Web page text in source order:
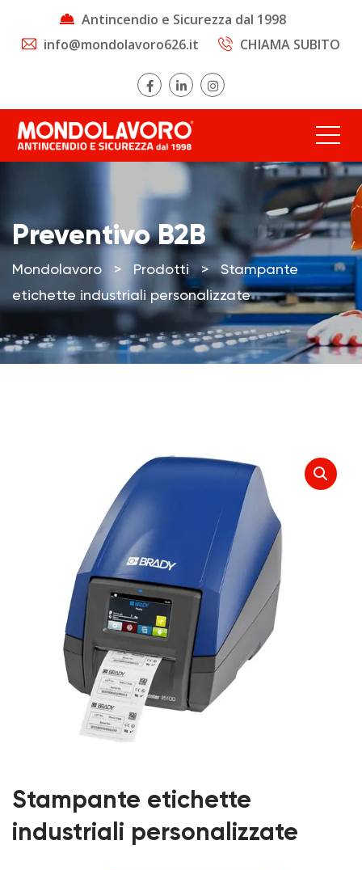
Antincendio e Sicurezza dal 1998
info@mondolavoro626.it
CHIAMA SUBITO
Preventivo B2B
Mondolavoro > Prodotti > Stampante
etichette industriali personalizzate
Stampante etichette
industriali personalizzate